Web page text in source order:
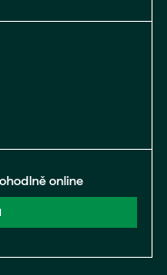
online